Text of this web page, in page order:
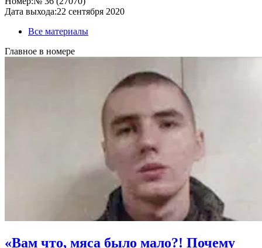
Дата выхода:22 сентября 2020
Все материалы
Главное в номере
«Вам что, мяса было мало?! Почему